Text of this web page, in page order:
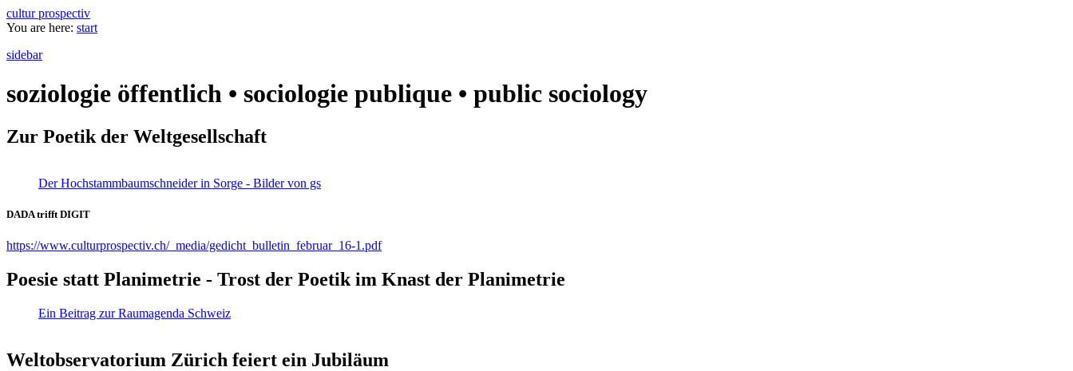
cultur prospectiv
You are here: start
sidebar
soziologie öffentlich • sociologie publique • public sociology
Zur Poetik der Weltgesellschaft
Der Hochstammbaumschneider in Sorge - Bilder von gs
DADA trifft DIGIT
https://www.culturprospectiv.ch/_media/gedicht_bulletin_februar_16-1.pdf
Poesie statt Planimetrie - Trost der Poetik im Knast der Planimetrie
Ein Beitrag zur Raumagenda Schweiz
Weltobservatorium Zürich feiert ein Jubiläum